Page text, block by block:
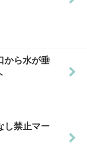
から水が垂
し禁止マー